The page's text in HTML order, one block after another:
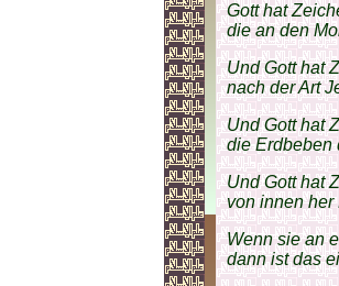
Gott hat
die an den
Und Gott hat
nach der Art
Und Gott hat
die Erdbeben
Und Gott hat
von innen her
Wenn sie an
dann ist das